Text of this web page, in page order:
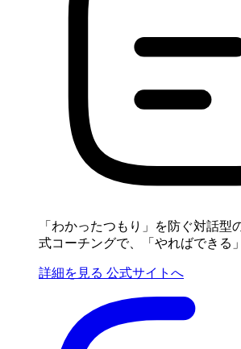
「わかったつもり」を防ぐ対話型
式コーチングで、「やればできる
詳細を見る 公式サイトへ